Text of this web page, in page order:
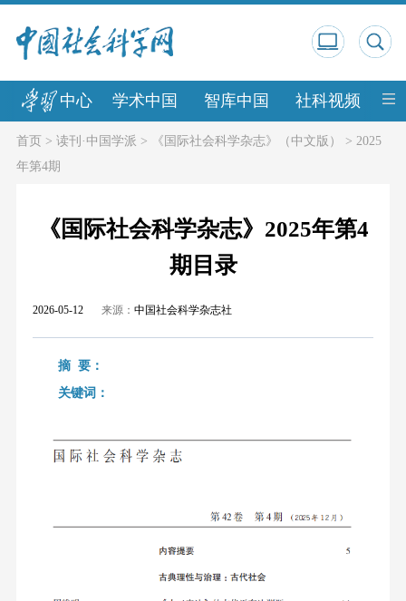
中心 学术中国 智库中国 社科视频 中
首页> 读刊·中国学派 > 《国际社会科学杂志》（中文版） > 2025
年第4期
《国际社会科学杂志》2025年第4
期目录
2026-05-12 来源： 中国社会科学杂志社
摘 要：
关键词：